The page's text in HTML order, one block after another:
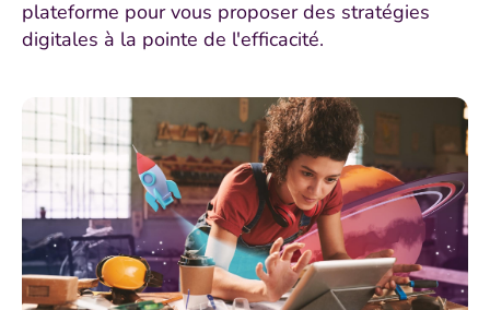
plateforme pour vous proposer des stratégies
digitales à la pointe de l'efficacité.